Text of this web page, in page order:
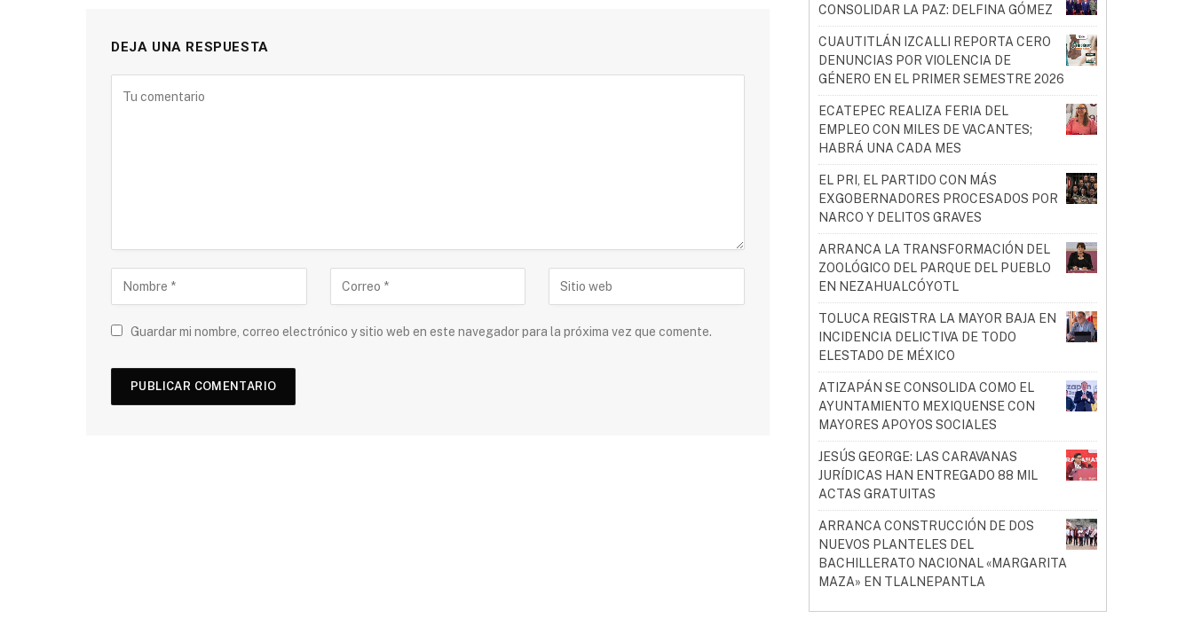
DEJA UNA RESPUESTA
Guardar mi nombre, correo electrónico y sitio web en este navegador para la próxima vez que comente.
CONSOLIDAR LA PAZ: DELFINA GÓMEZ
CUAUTITLÁN IZCALLI REPORTA CERO
DENUNCIAS POR VIOLENCIA DE
GÉNERO EN EL PRIMER SEMESTRE 2026
ECATEPEC REALIZA FERIA DEL
EMPLEO CON MILES DE VACANTES;
HABRÁ UNA CADA MES
EL PRI, EL PARTIDO CON MÁS
EXGOBERNADORES PROCESADOS POR
NARCO Y DELITOS GRAVES
ARRANCA LA TRANSFORMACIÓN DEL
ZOOLÓGICO DEL PARQUE DEL PUEBLO
EN NEZAHUALCÓYOTL
TOLUCA REGISTRA LA MAYOR BAJA EN
INCIDENCIA DELICTIVA DE TODO
ELESTADO DE MÉXICO
ATIZAPÁN SE CONSOLIDA COMO EL
AYUNTAMIENTO MEXIQUENSE CON
MAYORES APOYOS SOCIALES
JESÚS GEORGE: LAS CARAVANAS
JURÍDICAS HAN ENTREGADO 88 MIL
ACTAS GRATUITAS
ARRANCA CONSTRUCCIÓN DE DOS
NUEVOS PLANTELES DEL
BACHILLERATO NACIONAL «MARGARITA
MAZA» EN TLALNEPANTLA